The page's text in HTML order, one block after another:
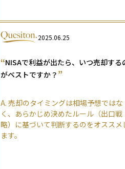
2025.06.25
“NISAで利益が出たら、いつ売却する
がベストですか？ ”
A.売却のタイミングは相場予想ではな
く、あらかじめ決めたルール（出口戦
略）に基づいて判断するのをオススメ
ます。